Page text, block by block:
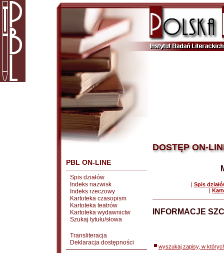
PBL ON-LINE
Spis działów
Indeks nazwisk
Indeks rzeczowy
Kartoteka czasopism
Kartoteka teatrów
Kartoteka wydawnictw
Szukaj tytułu/słowa
Transliteracja
Deklaracja dostępności
DOSTĘP ON-
| Spis
|
INFORMACJE
wyszukaj zapisy, w